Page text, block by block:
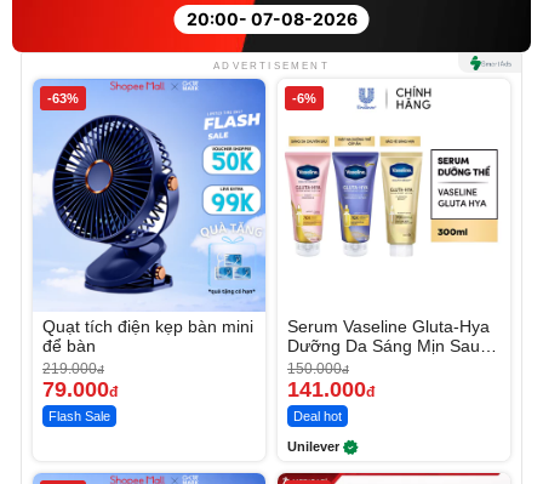
20:00- 07-08-2026
ADVERTISEMENT
-63%
Quạt tích điện kẹp bàn mini
để bàn
219.000đ
79.000đ
Flash Sale
-6%
Serum Vaseline Gluta-Hya
Dưỡng Da Sáng Mịn Sau 7
Ngày
150.000đ
141.000đ
Deal hot
Unilever